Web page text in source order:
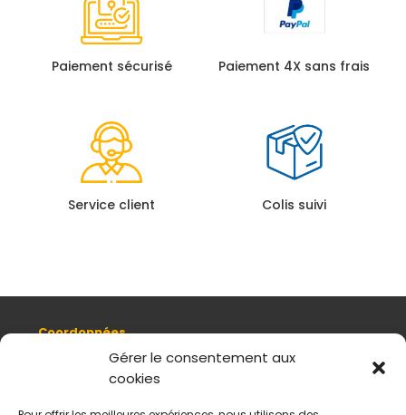
Gérer le consentement aux
cookies
Paiement sécurisé Paiement 4X sans frais
Service client Colis suivi
Coordonnées
8, quai Romain Rolland 69005 Lyon
+ 33 (0)4 78 42 55 04